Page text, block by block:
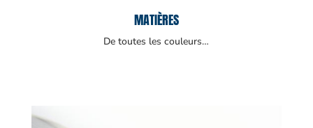
MATIÈRES
De toutes les couleurs…